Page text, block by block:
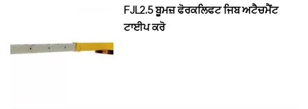
FJL2.5 ਬੂਮਜ਼ ਫੋਰਕਲਿਫਟ ਜਿਬ ਅਟੈਚਮੈਂਟ
ਟਾਈਪ ਕਰੋ